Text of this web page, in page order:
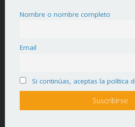
Nombre o nombre completo
Email
Si continúas, aceptas la política